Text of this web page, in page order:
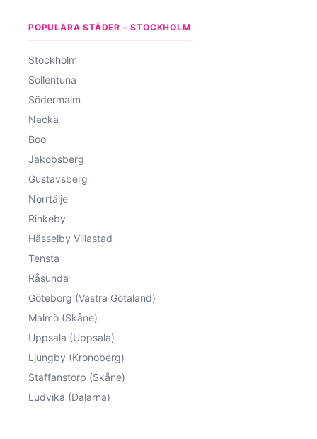
POPULÄRA STÄDER – STOCKHOLM
Stockholm
Sollentuna
Södermalm
Nacka
Boo
Jakobsberg
Gustavsberg
Norrtälje
Rinkeby
Hässelby Villastad
Tensta
Råsunda
Göteborg (Västra Götaland)
Malmö (Skåne)
Uppsala (Uppsala)
Ljungby (Kronoberg)
Staffanstorp (Skåne)
Ludvika (Dalarna)